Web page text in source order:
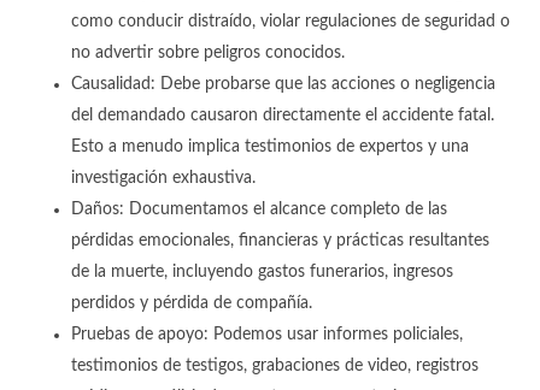
como conducir distraído, violar regulaciones de seguridad o
no advertir sobre peligros conocidos.
Causalidad: Debe probarse que las acciones o negligencia
del demandado causaron directamente el accidente fatal.
Esto a menudo implica testimonios de expertos y una
investigación exhaustiva.
Daños: Documentamos el alcance completo de las
pérdidas emocionales, financieras y prácticas resultantes
de la muerte, incluyendo gastos funerarios, ingresos
perdidos y pérdida de compañía.
Pruebas de apoyo: Podemos usar informes policiales,
testimonios de testigos, grabaciones de video, registros